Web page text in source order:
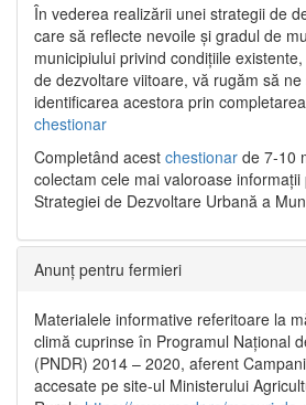
În vederea realizării unei strategii de
care să reflecte nevoile și gradul de
municipiului privind condițiile
de dezvoltare viitoare, vă rugăm să ne
identificarea acestora prin
chestionar
Completând acest chestionar de 7-10
colectam cele mai valoroase
Strategiei de Dezvoltare Urbană a
Anunț pentru fermieri
Materialele informative referitoare la
climă cuprinse în Programul Național
(PNDR) 2014 – 2020, aferent
accesate pe site-ul Ministerului